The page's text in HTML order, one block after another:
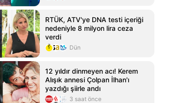
RTÜK, ATV'ye DNA testi içeriği
nedeniyle 8 milyon lira ceza
verdi
Dün
12 yıldır dinmeyen acı! Kerem
Alışık annesi Çolpan İlhan'ı
yazdığı şiirle andı
3 saat önce